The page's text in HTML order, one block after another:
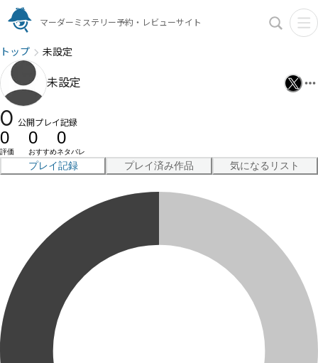
マーダーミステリー予約・レビューサイト
トップ 未設定
未設定
0 公開プレイ記録
0
評価
0
おすすめ
0
ネタバレ
プレイ記録 プレイ済み作品 気になるリスト